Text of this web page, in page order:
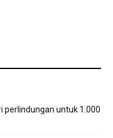
perlindungan untuk 1.000